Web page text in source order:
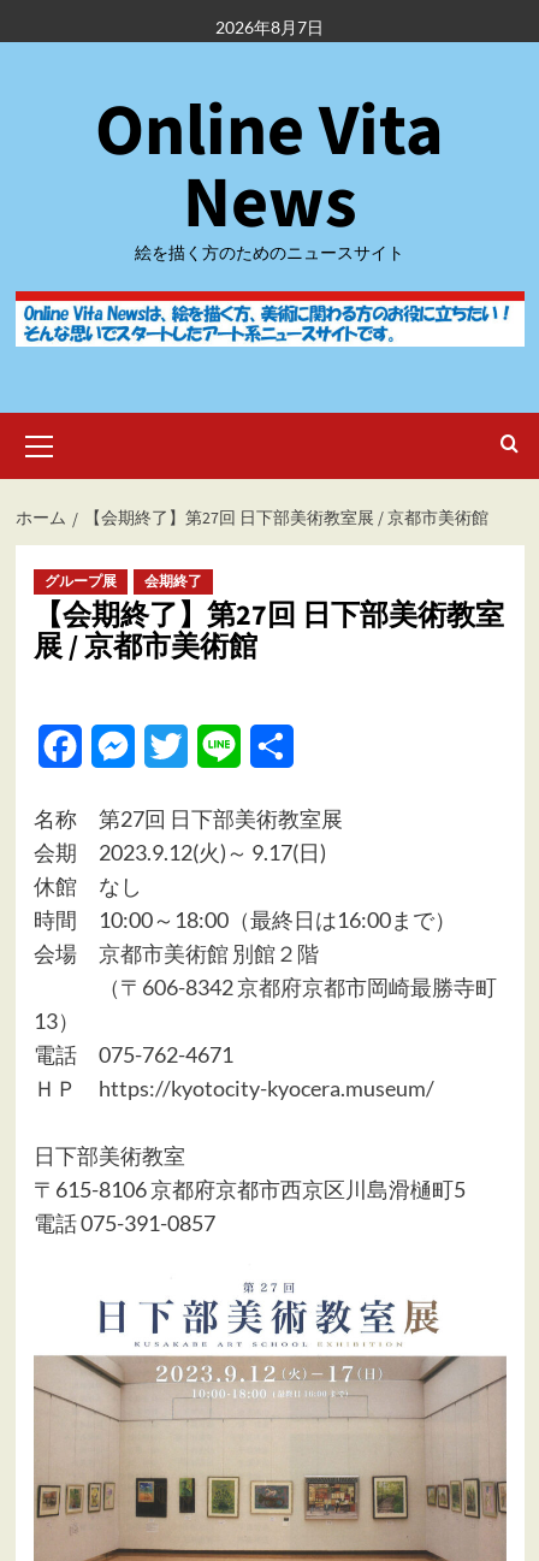
容
2026年8月7日
Online Vita
News
絵を描く方のためのニュースサイト
イ
ン
ニ
ー
ホーム 【会期終了】第27回 日下部美術教室展 / 京都市美術館
グループ展 会期終了
【会期終了】第27回 日下部美術教室
展 / 京都市美術館
FacebookMessenger
Twitter Line
名称 第27回 日下部美術教室展
会期 2023.9.12(火)～ 9.17(日)
休館 なし
時間 10:00～18:00（最終日は16:00まで）
会場 京都市美術館 別館２階
（〒606-8342 京都府京都市岡崎最勝寺町
13）
電話 075-762-4671
ＨＰ https://kyotocity-kyocera.museum/
日下部美術教室
〒615-8106 京都府京都市西京区川島滑樋町5
電話 075-391-0857